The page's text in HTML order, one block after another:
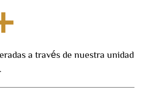
a través de nuestra unidad